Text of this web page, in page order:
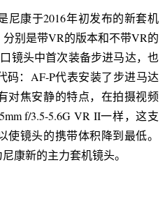
尼康于2016年初发布的新套机
别是带VR的版本和不带VR的
镜头中首次装备步进马达，也
码：AF-P代表安装了步进马达
对焦安静的特点，在拍摄视频
f/3.5-5.6G VR II一样，这支
镜头的携带体积降到最低。
康新的主力套机镜头。